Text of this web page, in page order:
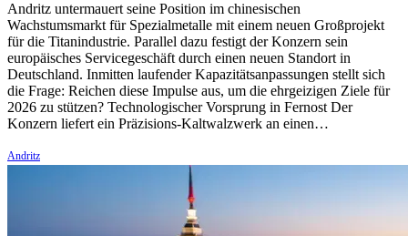
Andritz untermauert seine Position im chinesischen
Wachstumsmarkt für Spezialmetalle mit einem neuen Großprojekt
für die Titanindustrie. Parallel dazu festigt der Konzern sein
europäisches Servicegeschäft durch einen neuen Standort in
Deutschland. Inmitten laufender Kapazitätsanpassungen stellt sich
die Frage: Reichen diese Impulse aus, um die ehrgeizigen Ziele für
2026 zu stützen? Technologischer Vorsprung in Fernost Der
Konzern liefert ein Präzisions-Kaltwalzwerk an einen…
Andritz